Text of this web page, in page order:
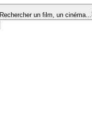
Rechercher un film, un cinéma...